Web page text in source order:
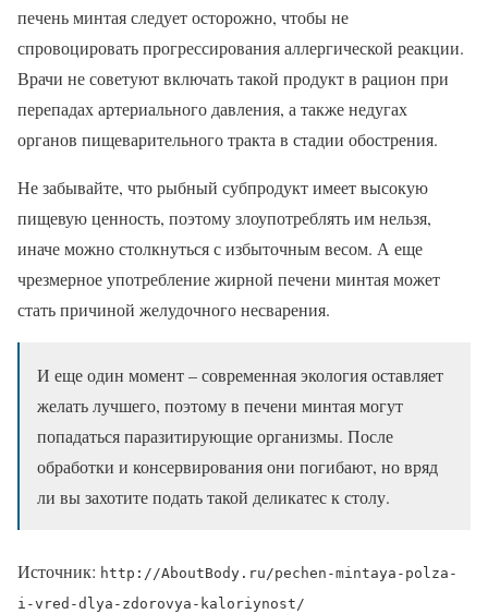
печень минтая следует осторожно, чтобы не
спровоцировать прогрессирования аллергической реакции.
Врачи не советуют включать такой продукт в рацион при
перепадах артериального давления, а также недугах
органов пищеварительного тракта в стадии обострения.
Не забывайте, что рыбный субпродукт имеет высокую
пищевую ценность, поэтому злоупотреблять им нельзя,
иначе можно столкнуться с избыточным весом. А еще
чрезмерное употребление жирной печени минтая может
стать причиной желудочного несварения.
И еще один момент – современная экология оставляет
желать лучшего, поэтому в печени минтая могут
попадаться паразитирующие организмы. После
обработки и консервирования они погибают, но вряд
ли вы захотите подать такой деликатес к столу.
Источник: http://AboutBody.ru/pechen-mintaya-polza-
i-vred-dlya-zdorovya-kaloriynost/